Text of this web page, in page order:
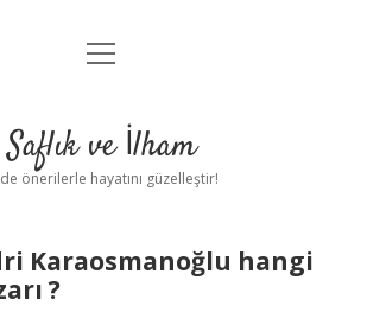
Anasayfa
Yasal Uyarı
menüyü
Saflık ve İlham
önerilerle hayatını güzelleştir!
Karaosmanoğlu hangi
?